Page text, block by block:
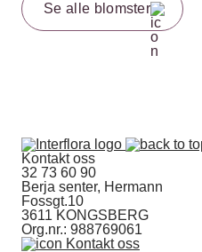
Se alle blomster
Kontakt oss
32 73 60 90
Berja senter, Hermann
Fossgt.10
3611 KONGSBERG
Org.nr.: 988769061
Kontakt oss